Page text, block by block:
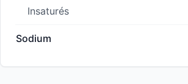
Insaturés
Sodium